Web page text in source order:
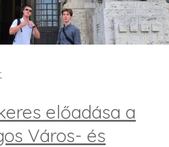
előadása a
Város- és